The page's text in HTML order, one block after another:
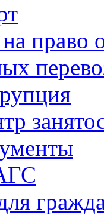
право